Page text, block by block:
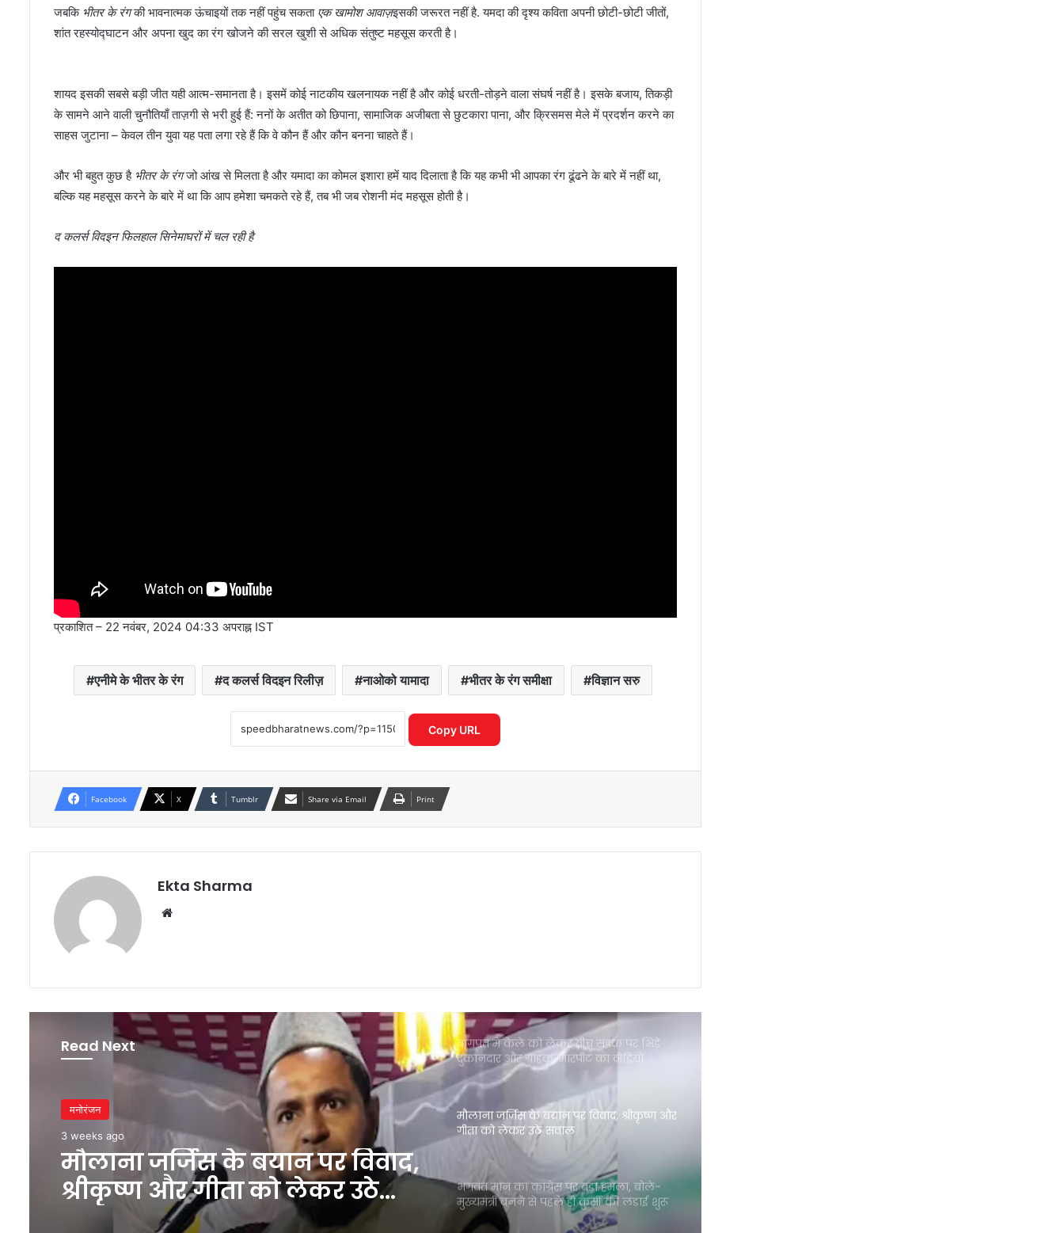
जबकि भीतर के रंगकी भावनात्मक ऊंचाइयों तक नहीं पहुंच सकता एक खामोश आवाज़इसकी जरूरत नहीं है. यमदा की दृश्य कविता अपनी छोटी-छोटी जीतों,
शांत रहस्योद्घाटन और अपना खुद का रंग खोजने की सरल खुशी से अधिक संतुष्ट महसूस करती है।
शायद इसकी सबसे बड़ी जीत यही आत्म-समानता है। इसमें कोई नाटकीय खलनायक नहीं है और कोई धरती-तोड़ने वाला संघर्ष नहीं है। इसके बजाय, तिकड़ी
के सामने आने वाली चुनौतियाँ ताज़गी से भरी हुई हैं: ननों के अतीत को छिपाना, सामाजिक अजीबता से छुटकारा पाना, और क्रिसमस मेले में प्रदर्शन करने का
साहस जुटाना – केवल तीन युवा यह पता लगा रहे हैं कि वे कौन हैं और कौन बनना चाहते हैं।
और भी बहुत कुछ है भीतर के रंगजो आंख से मिलता है और यमादा का कोमल इशारा हमें याद दिलाता है कि यह कभी भी आपका रंग ढूंढने के बारे में नहीं था,
बल्कि यह महसूस करने के बारे में था कि आप हमेशा चमकते रहे हैं, तब भी जब रोशनी मंद महसूस होती है।
द कलर्स विदइन फिलहाल सिनेमाघरों में चल रही है
प्रकाशित– 22 नवंबर, 2024 04:33 अपराह्न IST
एनीमे के भीतर के रंग द कलर्स विदइन रिलीज़ नाओको यामादा भीतर के रंग समीक्षा विज्ञान सरु
Copy URL
Facebook X Tumblr Share via Email Print
Ekta Sharma
Read Next
मनोरंजन
3 weeks ago
मौलाना जर्जिस के बयान पर विवाद,
श्रीकृष्ण और गीता को लेकर उठे
मनोरंजन
3 weeks ago
‘भारत भाग्य विधाता’ की बॉक्स ऑफिस पर
फीकी शुरुआत, पहले दिन कंगना रनौत की
फिल्म ने कमाए सिर्फ 1 करोड़ रुपये
दिल्ली में गुरु रंधावा के जिम पर फायरिंग, लॉरेंस
दुकानदार और ग्राहक, मारपीट का वीडियो
वायरल
मौलाना जर्जिस के बयान पर विवाद, श्रीकृष्ण और
गीता को लेकर उठे सवाल
भगवंत मान का कांग्रेस पर बड़ा हमला, बोले-
मुख्यमंत्री बनने से पहले ही कुर्सी की लड़ाई शुरू
रिलीज के 2 दिन बाद OTT से हटाई गई दिलजीत
दोसांझ की ‘सतलुज (पंजाब 95)’, विवाद ने